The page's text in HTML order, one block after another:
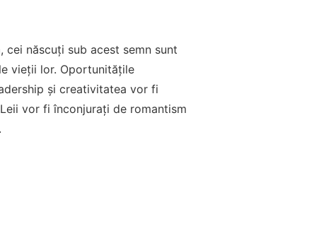
născuți sub acest semn sunt
vieții lor. Oportunitățile
și creativitatea vor fi
vor fi înconjurați de romantism